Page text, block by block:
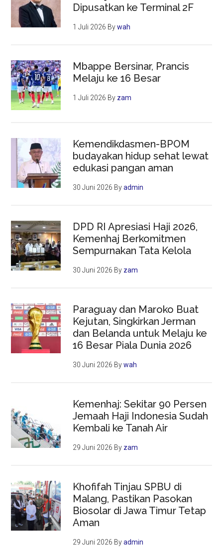
Dipusatkan ke Terminal 2F
1 Juli 2026 Bywah
Mbappe Bersinar, Prancis
Melaju ke 16 Besar
1 Juli 2026 By zam
Kemendikdasmen-BPOM
budayakan hidup sehat lewat
edukasi pangan aman
30 Juni 2026 Byadmin
DPD RI Apresiasi Haji 2026,
Kemenhaj Berkomitmen
Sempurnakan Tata Kelola
30 Juni 2026 By zam
Paraguay dan Maroko Buat
Kejutan, Singkirkan Jerman
dan Belanda untuk Melaju ke
16 Besar Piala Dunia 2026
30 Juni 2026 Bywah
Kemenhaj: Sekitar 90 Persen
Jemaah Haji Indonesia Sudah
Kembali ke Tanah Air
29 Juni 2026 By zam
Khofifah Tinjau SPBU di
Malang, Pastikan Pasokan
Biosolar di Jawa Timur Tetap
Aman
29 Juni 2026 Byadmin